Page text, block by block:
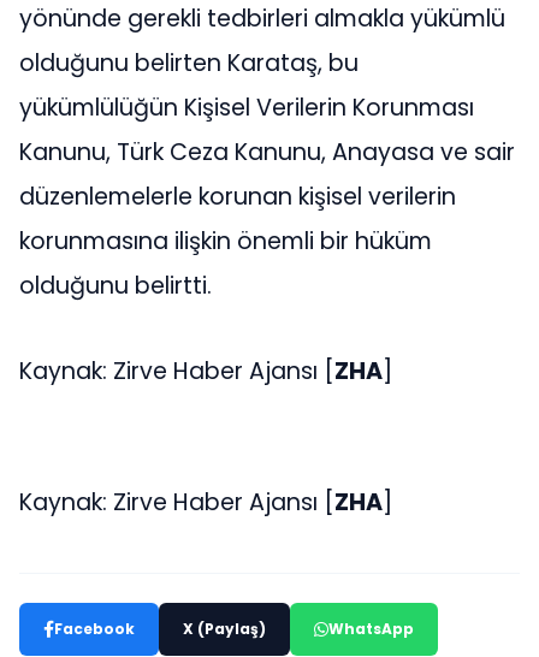
yönünde gerekli tedbirleri almakla yükümlü
olduğunu belirten Karataş, bu
yükümlülüğün Kişisel Verilerin Korunması
Kanunu, Türk Ceza Kanunu, Anayasa ve sair
düzenlemelerle korunan kişisel verilerin
korunmasına ilişkin önemli bir hüküm
olduğunu belirtti.
Kaynak: Zirve Haber Ajansı [ ZHA
Kaynak: Zirve Haber Ajansı [ZHA]
Facebook X (Paylaş) WhatsApp